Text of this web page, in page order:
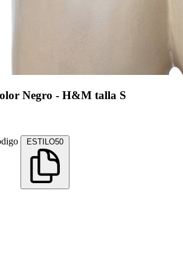
Negro - H&M talla S
ESTILO50